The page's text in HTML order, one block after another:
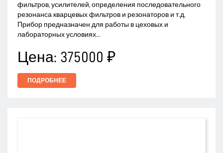
фильтров, усилителей, определения последовательного
резонанса кварцевых фильтров и резонаторов и т.д.
Прибор предназначен для работы в цеховых и
лабораторных условиях...
Цена: 375000 ₽
ПОДРОБНЕЕ